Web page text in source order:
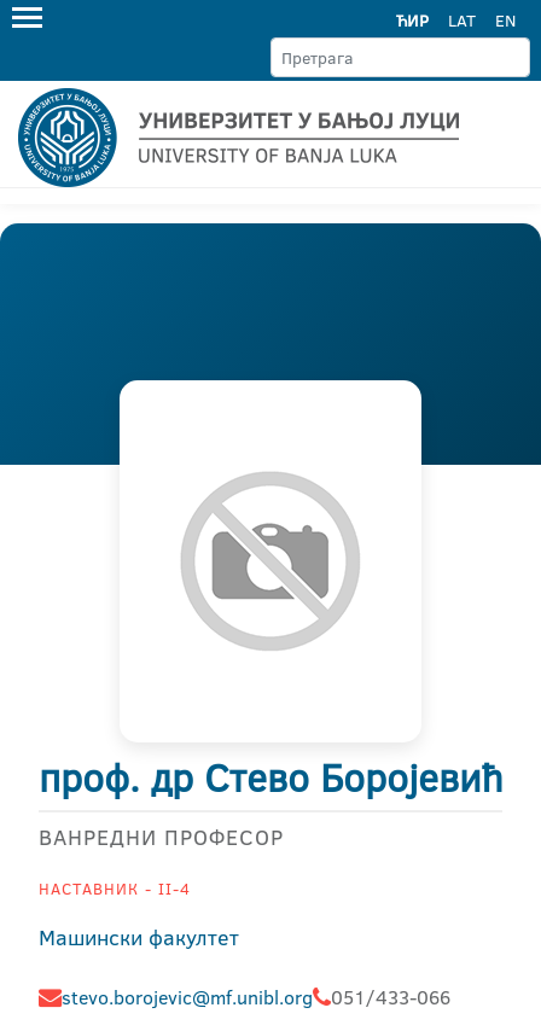
ЋИР LAT EN
проф. др Стево Боројевић
ВАНРЕДНИ ПРОФЕСОР
НАСТАВНИК - II-4
Машински факултет
stevo.borojevic@mf.unibl.org 051/433-066